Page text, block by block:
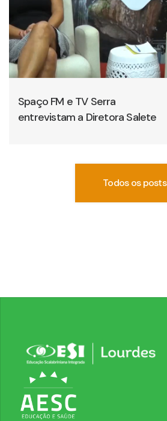
Spaço FM e TV Serra
entrevistam a Diretora Salete
Todos os posts